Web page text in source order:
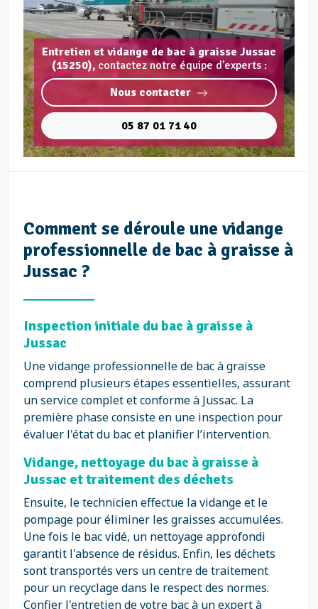
Entretien et vidange de bac à graisse Jussac
(15250), contactez notre équipe d'experts :
Nous contacter
05 87 01 71 40
Comment se déroule une vidange
professionnelle de bac à graisse à
Jussac ?
Inspection initiale du bac à graisse à
Jussac
Une vidange professionnelle de bac à graisse
comprend plusieurs étapes essentielles, assurant
un service complet et conforme à Jussac. La
première phase consiste en une inspection pour
évaluer l'état du bac et planifier l’intervention.
Vidange, nettoyage du bac à graisse à
Jussac et traitement des déchets
Ensuite, le technicien effectue la vidange et le
pompage pour éliminer les graisses accumulées.
Une fois le bac vidé, un nettoyage approfondi
garantit l'absence de résidus. Enfin, les déchets
sont transportés vers un centre de traitement
pour un recyclage dans le respect des normes.
Confier l'entretien de votre bac à un expert à